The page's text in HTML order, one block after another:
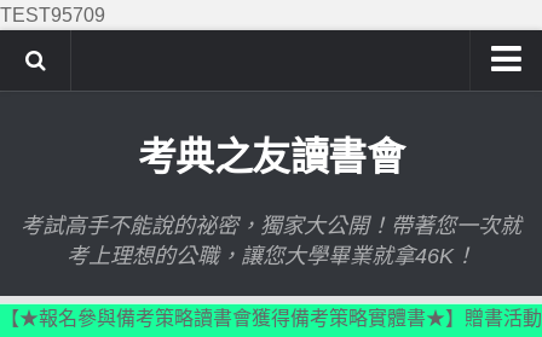
TEST95709
1.1陳老師的話
1.3黃金密碼
考典之友讀書會
考試高手不能說的祕密，獨家大公開！帶著您一次就
考上理想的公職，讓您大學畢業就拿46K！
【★報名參與備考策略讀書會獲得備考策略實體書★】贈書活動